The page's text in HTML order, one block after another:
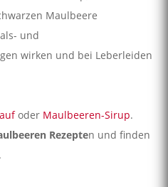
Maulbeere
und
wirken und bei Leberleiden
oder Maulbeeren-Sirup.
Rezepten und finden